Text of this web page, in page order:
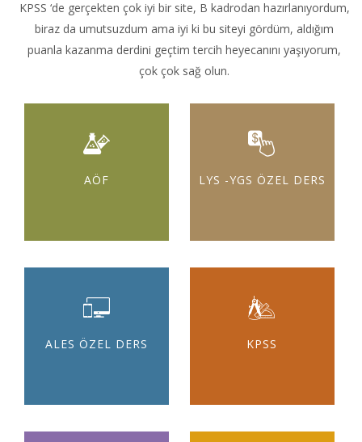
KPSS ‘de gerçekten çok iyi bir site, B kadrodan hazırlanıyordum,
biraz da umutsuzdum ama iyi ki bu siteyi gördüm, aldığım
puanla kazanma derdini geçtim tercih heyecanını yaşıyorum,
çok çok sağ olun.
AÖF LYS -YGS ÖZEL DERS
ALES ÖZEL DERS KPSS